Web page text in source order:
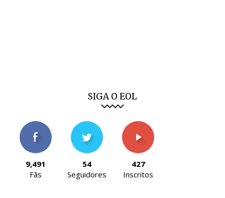
SIGA O EOL
9,491
Fãs
54
Seguidores
427
Inscritos